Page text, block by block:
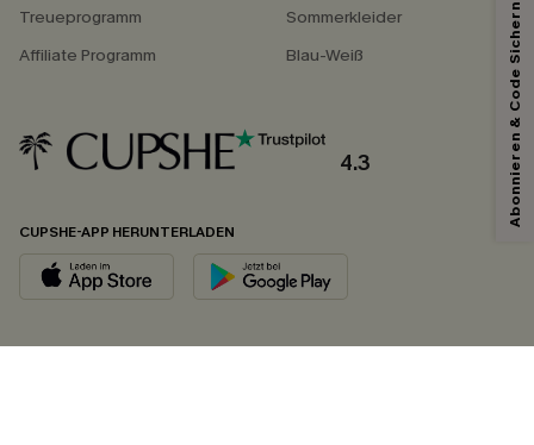
Treueprogramm
Affiliate Programm
Sommerkleider
Blau-Weiß
4.3
CUPSHE-APP HERUNTERLADEN
Abonnieren & Code Sichern